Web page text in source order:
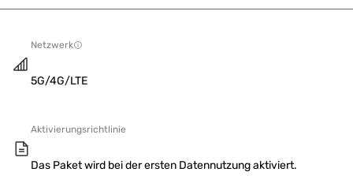
Netzwerk
5G/4G/LTE
Aktivierungsrichtlinie
Das Paket wird bei der ersten Datennutzung aktiviert.